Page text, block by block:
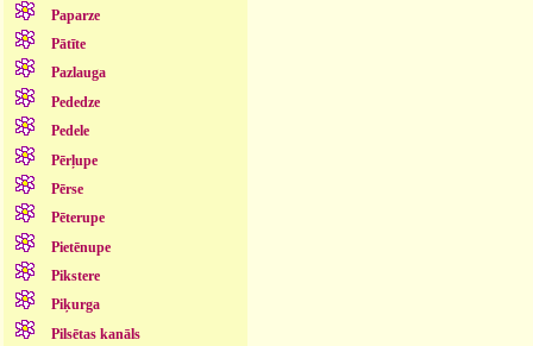
Paparze
Pātīte
Pazlauga
Pededze
Pedele
Pērļupe
Pērse
Pēterupe
Pietēnupe
Pikstere
Piķurga
Pilsētas kanāls